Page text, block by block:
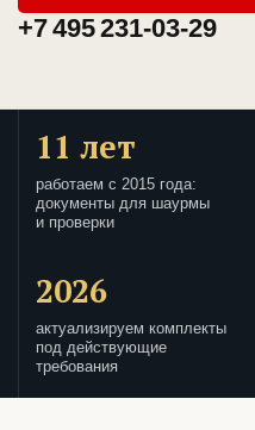
+7 495 231-03-29
11 лет
работаем с 2015 года:
документы для шаурмы
и проверки
2026
актуализируем комплекты
под действующие
требования